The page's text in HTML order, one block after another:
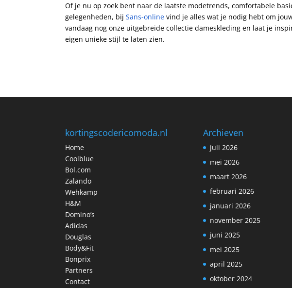
Of je nu op zoek bent naar de laatste modetrends, comfortabele
gelegenheden, bijSans-online vind je alles wat je nodig hebt om
vandaag nog onze uitgebreide collectie dameskleding en laat je
eigen unieke stijl te laten zien.
kortingscodericomoda.nl
Home
Coolblue
Bol.com
Zalando
Wehkamp
H&M
Domino’s
Adidas
Douglas
Body&Fit
Bonprix
Partners
Contact
Archieven
juli 2026
mei 2026
maart 2026
februari 2026
januari 2026
november 2025
juni 2025
mei 2025
april 2025
oktober 2024